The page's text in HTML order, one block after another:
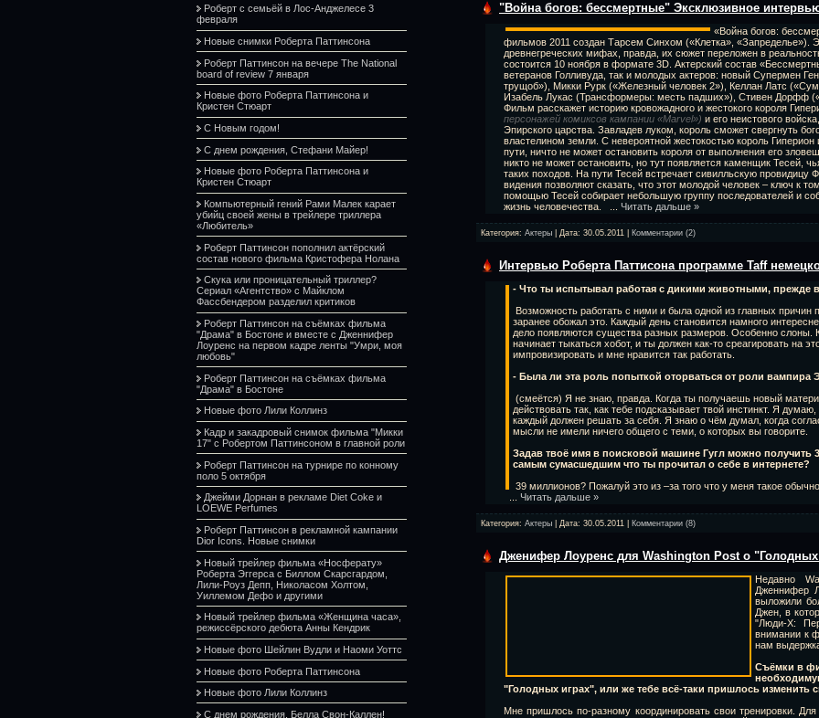
Роберт с семьёй в Лос-Анджелесе 3
февраля
Новые снимки Роберта Паттинсона
Роберт Паттинсон на вечере The National
board of review 7 января
Новые фото Роберта Паттинсона и
Кристен Стюарт
С Новым годом!
С днем рождения, Стефани Майер!
Новые фото Роберта Паттинсона и
Кристен Стюарт
Компьютерный гений Рами Малек карает
убийц своей жены в трейлере триллера
«Любитель»
Роберт Паттинсон пополнил актёрский
состав нового фильма Кристофера Нолана
Скука или проницательный триллер?
Сериал «Агентство» с Майклом
Фассбендером разделил критиков
Роберт Паттинсон на съёмках фильма
"Драма" в Бостоне и вместе с Дженнифер
Лоуренс на первом кадре ленты "Умри, моя
любовь"
Роберт Паттинсон на съёмках фильма
"Драма" в Бостоне
Новые фото Лили Коллинз
Кадр и закадровый снимок фильма "Микки
17" с Робертом Паттинсоном в главной роли
Роберт Паттинсон на турнире по конному
поло 5 октября
Джейми Дорнан в рекламе Diet Coke и
LOEWE Perfumes
Роберт Паттинсон в рекламной кампании
Dior Icons. Новые снимки
Новый трейлер фильма «Носферату»
Роберта Эггерса с Биллом Скарсгардом,
Лили-Роуз Депп, Николасом Холтом,
Уиллемом Дефо и другими
Новый трейлер фильма «Женщина часа»,
режиссёрского дебюта Анны Кендрик
Новые фото Шейлин Вудли и Наоми Уоттс
Новые фото Роберта Паттинсона
Новые фото Лили Коллинз
С днем рождения, Белла Свон-Каллен!
"Война богов: бессмертные" Эксклюзивное
«Война богов:
фильмов 2011 создан Тарсем Синхом («Клетка», «Запределье»).
древнегреческих мифах, правда, их сюжет переложен в
состоится 10 ноября в формате 3D. Актерский состав
ветеранов Голливуда, так и молодых актеров: новый Супермен
трущоб»), Микки Рурк («Железный человек 2»), Келлан Латс
Изабель Лукас (Трансформеры: месть падших»), Стивен Дорфф
Фильм расскажет историю кровожадного и жестокого короля
персонажей комиксов кампании «Marvel») и его неистового
Эпирского царства. Завладев луком, король сможет свергнуть
властелином земли. С невероятной жестокостью король Гиперион
пути, ничто не может остановить короля от выполнения его
никто не может остановить, но тут появляется каменщик Тесей,
таких походов. На пути Тесей встречает сивилльскую
видения позволяют сказать, что этот молодой человек – ключ к
помощью Тесей собирает небольшую группу последователей и
жизнь человечества.
Читать дальше »
Категория: Актеры | Дата: 30.05.2011 Комментарии (2)
Интервью Роберта Паттисона программе Taff
- Что ты испытывал работая с дикими животными, прежде
Возможность работать с ними и была одной из главных причин
заранее обожал это. Каждый день становится намного
дело появляются существа разных размеров. Особенно слоны.
начинает тыкаться хобот, и ты должен как-то среагировать на
импровизировать и мне нравится так работать.
- Была ли эта роль попыткой оторваться от роли вампира
(смеётся) Я не знаю, правда. Когда ты получаешь новый
действовать так, как тебе подсказывает твой инстинкт. Я
каждый должен решать за себя. Я знаю о чём думал, когда
мысли не имели ничего общего с теми, о которых вы говорите.
Задав твоё имя в поисковой машине Гугл можно
самым сумасшедшим что ты прочитал о себе в интернете?
39 миллионов? Пожалуй это из –за того что у меня такое
Читать дальше »
Категория: Актеры | Дата: 30.05.2011 Комментарии (8)
Дженифер Лоуренс для Washington Post о "Голодных
Недавно
Дженнифер
выложили
Джен, в
"Люди-Х:
внимании к
нам
Съёмки в
"Голодных играх", или же тебе всё-таки пришлось изменить
Мне пришлось по-разному координировать свои тренировки.